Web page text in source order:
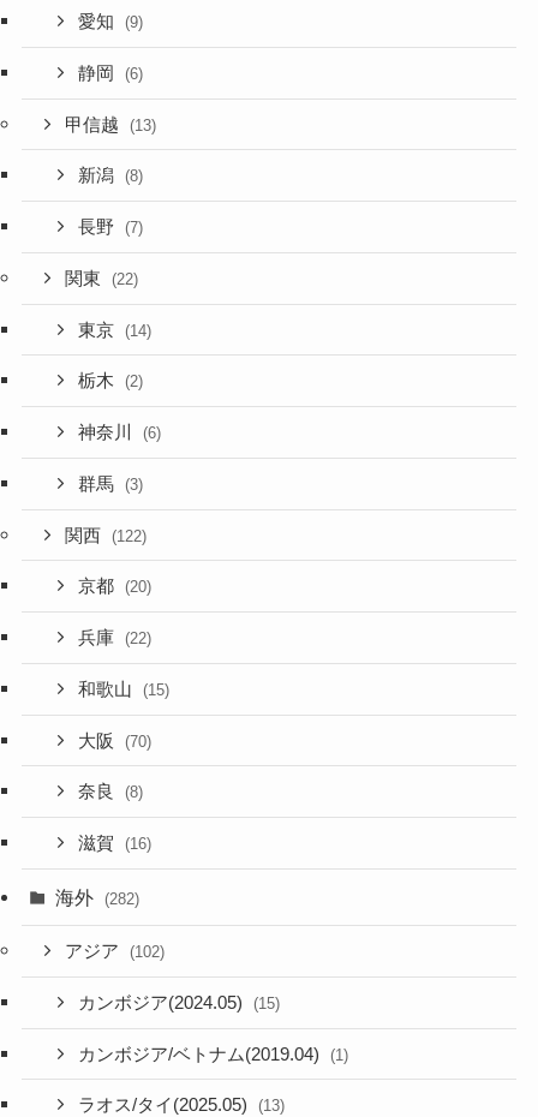
愛知 (9)
静岡 (6)
甲信越 (13)
新潟 (8)
長野 (7)
関東 (22)
東京 (14)
栃木 (2)
神奈川 (6)
群馬 (3)
関西 (122)
京都 (20)
兵庫 (22)
和歌山 (15)
大阪 (70)
奈良 (8)
滋賀 (16)
海外 (282)
アジア (102)
カンボジア(2024.05) (15)
カンボジア/ベトナム(2019.04) (1)
ラオス/タイ(2025.05) (13)